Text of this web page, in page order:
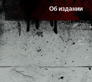
Об издании